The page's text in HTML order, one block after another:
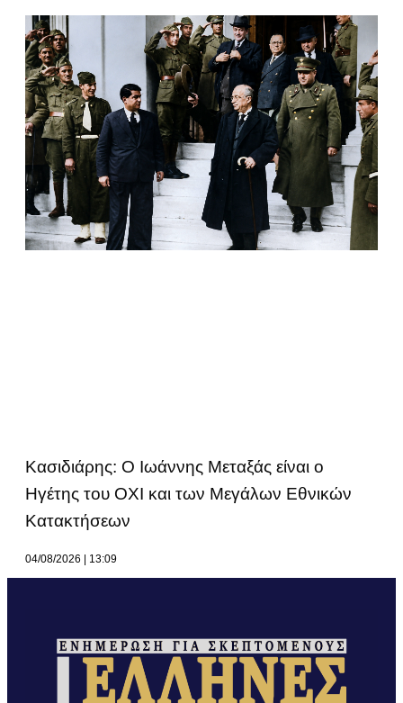
Κασιδιάρης: Ο Ιωάννης Μεταξάς είναι ο
Ηγέτης του ΟΧΙ και των Μεγάλων Εθνικών
Κατακτήσεων
04/08/2026 13:09